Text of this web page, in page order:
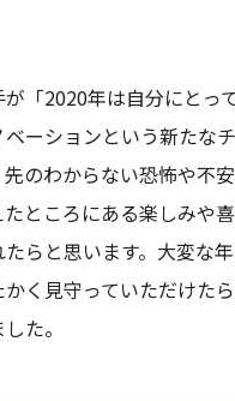
「2020年は自分にとっ
ーションという新たな
のわからない恐怖や不
ところにある楽しみや
らと思います。大変な
く見守っていただけた
た。